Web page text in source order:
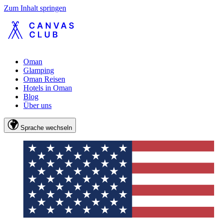
Zum Inhalt springen
Oman
Glamping
Oman Reisen
Hotels in Oman
Blog
Über uns
Sprache wechseln